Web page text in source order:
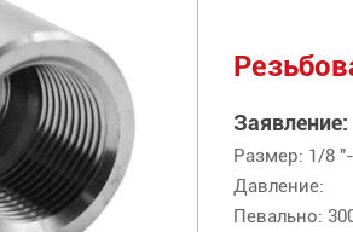
Заявление:
Размер: 1/8
Давление:
Певально: